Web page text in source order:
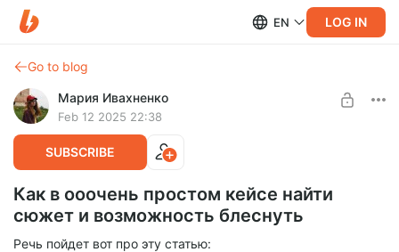
EN LOG IN
Go to blog
Мария Ивахненко
Feb 12 2025 22:38
SUBSCRIBE
Как в ооочень простом кейсе найти
сюжет и возможность блеснуть
Речь пойдет вот про эту статью: